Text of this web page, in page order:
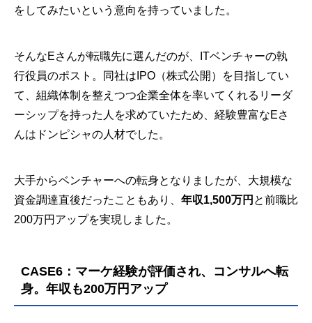
をしてみたいという意向を持っていました。
そんなEさんが転職先に選んだのが、ITベンチャーの執
行役員のポスト。同社はIPO（株式公開）を目指してい
て、組織体制を整えつつ企業全体を率いてくれるリーダ
ーシップを持った人を求めていたため、経験豊富なEさ
んはドンピシャの人材でした。
大手からベンチャーへの転身となりましたが、大規模な
資金調達直後だったこともあり、 年収1,500万円 と前職比
200万円アップを実現しました。
CASE6：マーケ経験が評価され、コンサルへ転
身。年収も200万円アップ